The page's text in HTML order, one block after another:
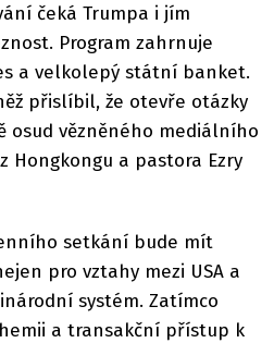
čeká Trumpa i jím
Program zahrnuje
a velkolepý státní banket.
přislíbil, že otevře otázky
osud vězněného mediálního
Hongkongu a pastora Ezry
setkání bude mít
pro vztahy mezi USA a
systém. Zatímco
a transakční přístup k